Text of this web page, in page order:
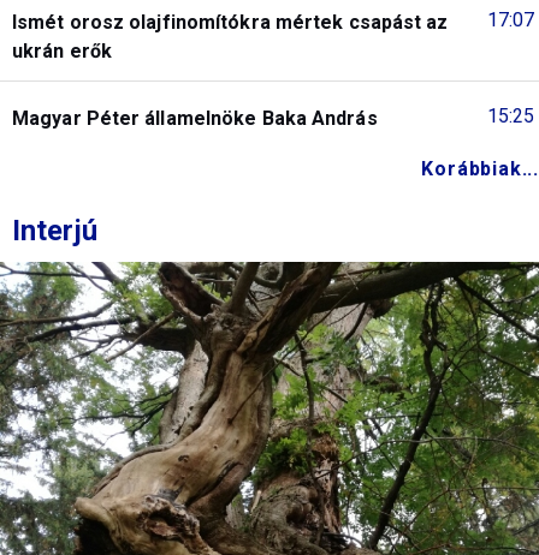
17:07
Ismét orosz olajfinomítókra mértek csapást az
ukrán erők
15:25
Magyar Péter államelnöke Baka András
Korábbiak...
Interjú